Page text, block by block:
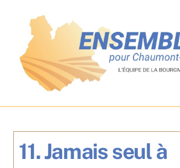
content
11. Jamais seul à